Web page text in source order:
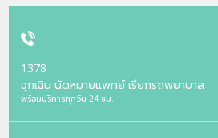
1378
ฉุกเฉิน นัดหมายแพทย์ เรียกรถพยาบาล
พร้อมบริการทุกวัน 24 ชม.